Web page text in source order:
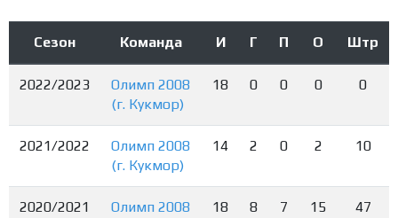
Сезон Команда И Г П О Штр
2022/2023
Олимп 2008
(г. Кукмор)
18 0 0 0 0
2021/2022
Олимп 2008
(г. Кукмор)
14 2 0 2 10
2020/2021
Олимп 2008
18 8 7 15 47